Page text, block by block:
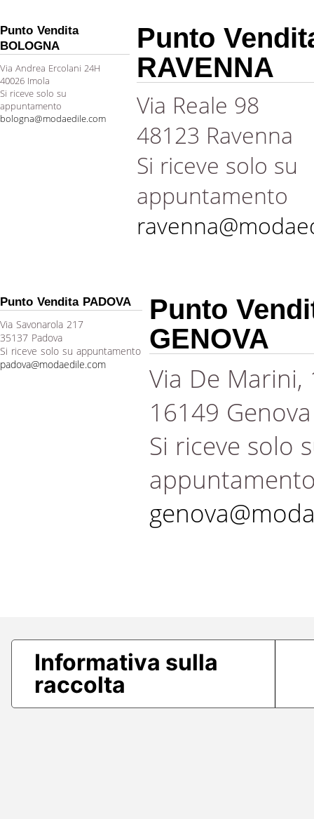
Punto Vendita
BOLOGNA
Via Andrea Ercolani 24H
40026 Imola
Si riceve solo su
appuntamento
bologna@modaedile.com
Punto
RAVENNA
Via Reale 98
48123 Ravenna
Si riceve solo su
appuntamento
Punto Vendita PADOVA
Via Savonarola 217
35137 Padova
Si riceve solo su appuntamento
padova@modaedile.com
Punto
GENOVA
Via De Marini,
16149 Genova
Si riceve solo
Informativa sulla
raccolta